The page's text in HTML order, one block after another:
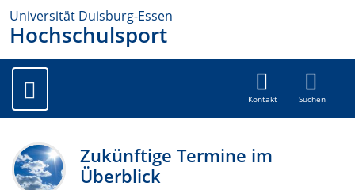
Universität Duisburg-Essen
Hochschulsport
Kontakt Suchen
Zukünftige Termine im
Überblick